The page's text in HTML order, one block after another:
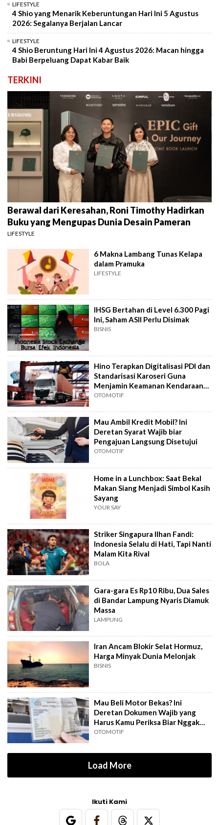
LIFESTYLE
4 Shio yang Menarik Keberuntungan Hari Ini 5 Agustus
2026: Segalanya Berjalan Lancar
LIFESTYLE
4 Shio Beruntung Hari Ini 4 Agustus 2026: Macan hingga
Babi Berpeluang Dapat Kabar Baik
TERKINI
Berawal dari Keresahan, Roni Timothy Hadirkan
Buku yang Mengupas Dunia Desain Pameran
LIFESTYLE
6 Makna Lambang Tunas Kelapa
dalam Pramuka
LIFESTYLE
IHSG Bertahan di Level 6.300 Pagi
Ini, Saham ASII Perlu Disimak
BISNIS
Hino Terapkan Digitalisasi PDI dan
Standarisasi Karoseri Guna
Menjamin Keamanan Kendaraan
Niaga
OTOMOTIF
Mau Ambil Kredit Mobil? Ini
Deretan Syarat Wajib biar
Pengajuan Langsung Disetujui
OTOMOTIF
Home in a Lunchbox: Saat Bekal
Makan Siang Menjadi Simbol Kasih
Sayang
YOUR SAY
Striker Singapura Ilhan Fandi:
Indonesia Selalu di Hati, Tapi Nanti
Malam Kita Rival
BOLA
Gara-gara Es Rp10 Ribu, Dua Sales
di Bandar Lampung Nyaris Diamuk
Massa
LAMPUNG
Iran Ancam Blokir Selat Hormuz,
Harga Minyak Dunia Melonjak
BISNIS
Mau Beli Motor Bekas? Ini
Deretan Dokumen Wajib yang
Harus Kamu Periksa Biar Nggak
Ketipu
OTOMOTIF
Load More
Ikuti Kami